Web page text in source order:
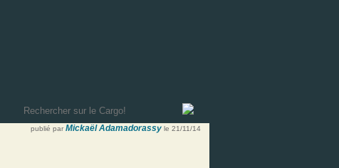
publié par Mickaël Adamadorassy le 21/11/14